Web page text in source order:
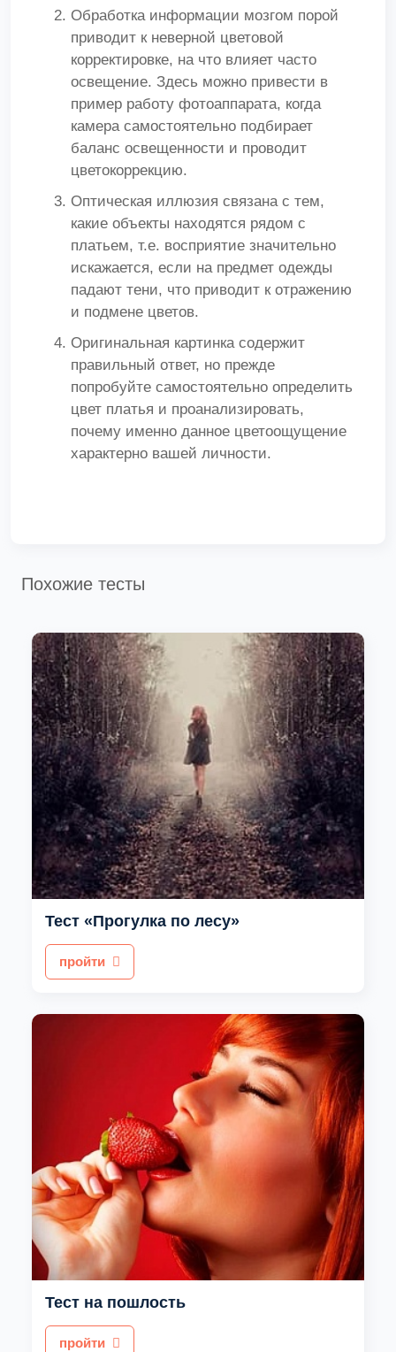
Обработка информации мозгом порой
приводит к неверной цветовой
корректировке, на что влияет часто
освещение. Здесь можно привести в
пример работу фотоаппарата, когда
камера самостоятельно подбирает
баланс освещенности и проводит
цветокоррекцию.
Оптическая иллюзия связана с тем,
какие объекты находятся рядом с
платьем, т.е. восприятие значительно
искажается, если на предмет одежды
падают тени, что приводит к отражению
и подмене цветов.
Оригинальная картинка содержит
правильный ответ, но прежде
попробуйте самостоятельно определить
цвет платья и проанализировать,
почему именно данное цветоощущение
характерно вашей личности.
Похожие тесты
Тест «Прогулка по лесу»
пройти
Тест на пошлость
пройти